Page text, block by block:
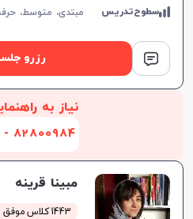
سطوح‌تدریس مبتدی، متوسط،
رزرو
نیاز به
82800984 - 021
مبینا قرینه
1443 کلاس موفق